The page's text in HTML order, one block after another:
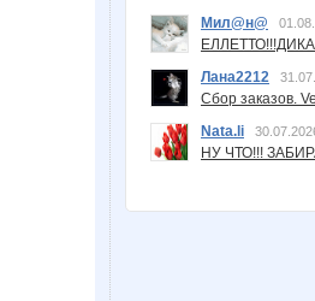
Мил@н@
Лана2212
Сбор заказов.
Nata.li
НУ ЧТО!!!